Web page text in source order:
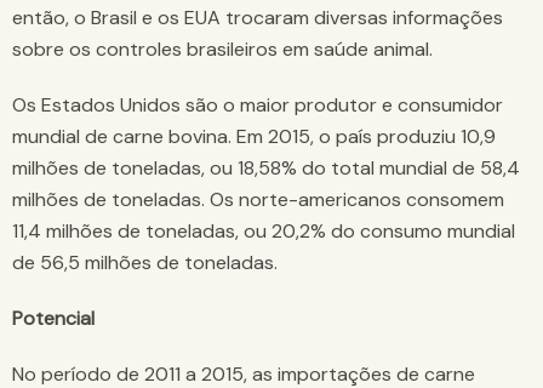
então, o Brasil e os EUA trocaram diversas informações
sobre os controles brasileiros em saúde animal.
Os Estados Unidos são o maior produtor e consumidor
mundial de carne bovina. Em 2015, o país produziu 10,9
milhões de toneladas, ou 18,58% do total mundial de 58,4
milhões de toneladas. Os norte-americanos consomem
11,4 milhões de toneladas, ou 20,2% do consumo mundial
de 56,5 milhões de toneladas.
Potencial
No período de 2011 a 2015, as importações de carne